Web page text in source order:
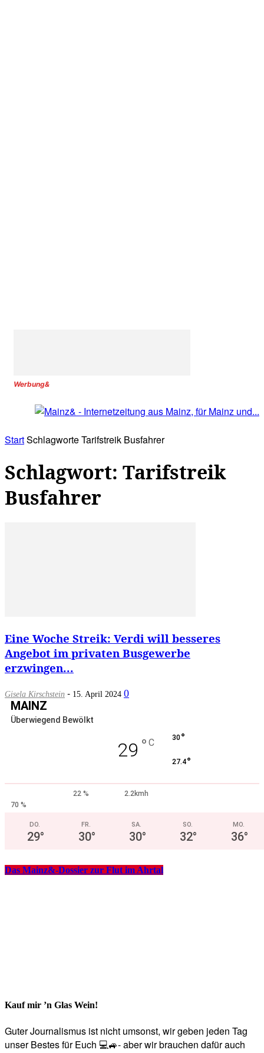
Werbung&
StartSchlagworteTarifstreik Busfahrer
Schlagwort: Tarifstreik
Busfahrer
Eine Woche Streik: Verdi will besseres
Angebot im privaten Busgewerbe
erzwingen...
Gisela Kirschstein - 15. April 2024 0
MAINZ
Überwiegend Bewölkt
29 ° C 30°
27.4°
22 %
2.2kmh
70 %
DO.
29°
FR.
30°
SA.
30°
SO.
32°
MO.
36°
Das Mainz&-Dossier zur Flut im Ahrtal
Kauf mir ’n Glas Wein!
Guter Journalismus ist nicht umsonst, wir geben jeden Tag
unser Bestes für Euch 💻🚙- aber wir brauchen dafür auch